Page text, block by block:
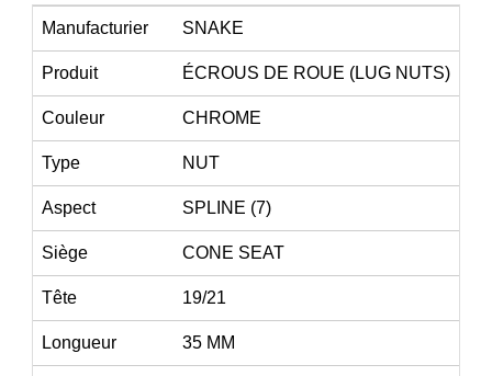
Manufacturier SNAKE
Produit ÉCROUS DE ROUE (LUG NUTS)
Couleur CHROME
Type NUT
Aspect SPLINE (7)
Siège CONE SEAT
Tête 19/21
Longueur 35 MM